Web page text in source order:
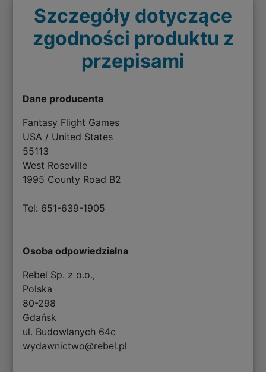
Szczegóły dotyczące
zgodności produktu z
przepisami
Dane producenta
Fantasy Flight Games
USA / United States
55113
West Roseville
1995 County Road B2
Tel: 651-639-1905
Osoba odpowiedzialna
Rebel Sp. z o.o.,
Polska
80-298
Gdańsk
ul. Budowlanych 64c
wydawnictwo@rebel.pl